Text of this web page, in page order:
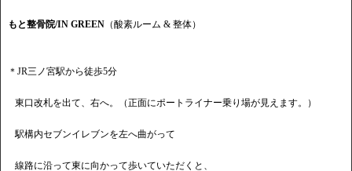
もと整骨院/IN GREEN （酸素ルーム & 整体）
＊JR三ノ宮駅から徒歩5分
東口改札を出て、右へ。（正面にポートライナー乗り場が見えます。）
駅構内セブンイレブンを左へ曲がって
線路に沿って東に向かって歩いていただくと、